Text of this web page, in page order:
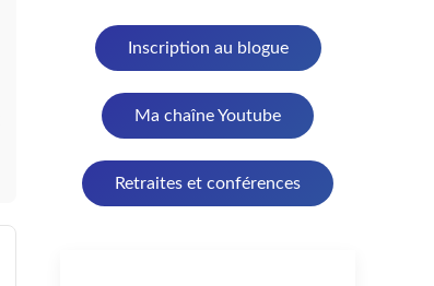
Inscription au blogue
Ma chaîne Youtube
Retraites et conférences